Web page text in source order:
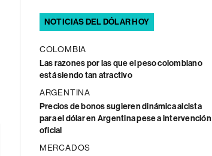
NOTICIAS DEL DÓLAR HOY
COLOMBIA
Las razones por las que el peso colombiano
está siendo tan atractivo
ARGENTINA
Precios de bonos sugieren dinámica alcista
para el dólar en Argentina pese a intervención
oficial
MERCADOS